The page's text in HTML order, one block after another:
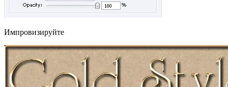
Импровизируйте